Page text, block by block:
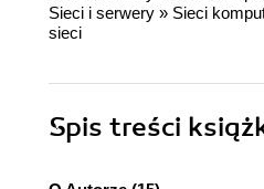
Sieci i serwery » Sieci
sieci
Spis treści